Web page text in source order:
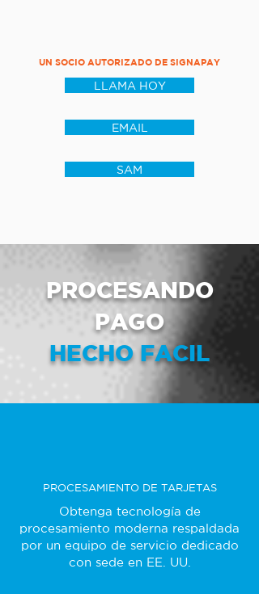
UN SOCIO AUTORIZADO DE SIGNAPAY
LLAMA HOY
EMAIL
SAM
PROCESANDO
PAGO
HECHO FACIL
PROCESAMIENTO DE TARJETAS
Obtenga tecnología de
procesamiento moderna respaldada
por un equipo de servicio dedicado
con sede en EE. UU.